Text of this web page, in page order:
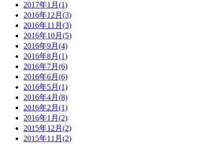
2017年1月(1)
2016年12月(3)
2016年11月(3)
2016年10月(5)
2016年9月(4)
2016年8月(1)
2016年7月(6)
2016年6月(6)
2016年5月(1)
2016年4月(8)
2016年2月(1)
2016年1月(2)
2015年12月(2)
2015年11月(2)